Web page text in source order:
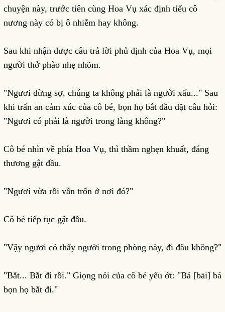
chuyện này, trước tiên cùng Hoa Vụ xác định tiểu cô
nương này có bị ô nhiễm hay không.
Sau khi nhận được câu trả lời phủ định của Hoa Vụ, mọi
người thở phào nhẹ nhõm.
"Ngươi đừng sợ, chúng ta không phải là người xấu..." Sau
khi trấn an cảm xúc của cô bé, bọn họ bắt đầu đặt câu hỏi:
"Ngươi có phải là người trong làng không?"
Cô bé nhìn về phía Hoa Vụ, thì thầm nghẹn khuất, đáng
thương gật đầu.
"Ngươi vừa rồi vẫn trốn ở nơi đó?"
Cô bé tiếp tục gật đầu.
"Vậy ngươi có thấy người trong phòng này, đi đâu không?"
"Bắt... Bắt đi rồi." Giọng nói của cô bé yếu ớt: "Bá [bāi] bá
bọn họ bắt đi."